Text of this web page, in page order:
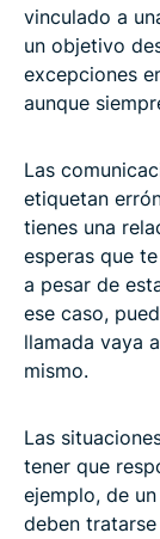
vinculado a
un objetivo
excepciones
aunque
Las
etiquetan
tienes una
esperas que
a pesar de
ese caso,
llamada vaya
mismo.
Las
tener que
ejemplo, de
deben